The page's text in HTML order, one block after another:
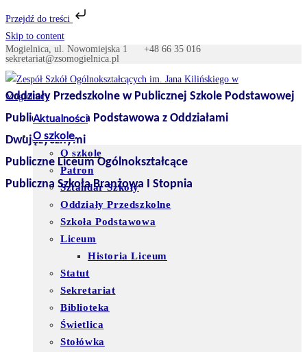
Przejdź do treści
Skip to content
Mogielnica, ul. Nowomiejska 1 +48 66 35 016
sekretariat@zsomogielnica.pl
Oddziały Przedszkolne w Publicznej Szkole Podstawowej
Publiczna Szkoła Podstawowa z Oddziałami
Dwujęzycznymi
Publiczne Liceum Ogólnokształcące
Publiczna Szkoła Branżowa I Stopnia
Aktualności
O szkole
O szkole
Patron
Sztandar Szkoły
Oddziały Przedszkolne
Szkoła Podstawowa
Liceum
Historia Liceum
Statut
Sekretariat
Biblioteka
Świetlica
Stołówka